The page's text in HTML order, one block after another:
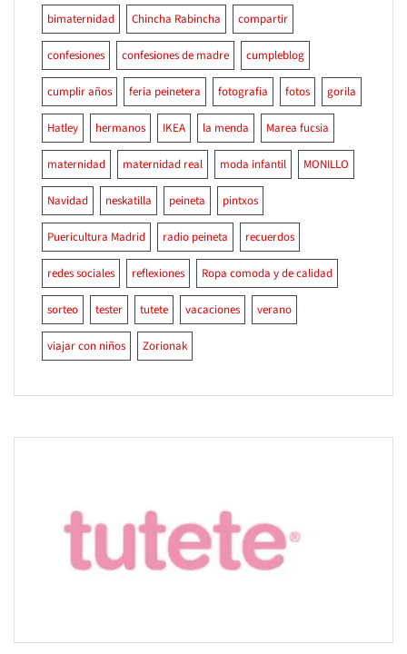
bimaternidad Chincha Rabincha compartir
confesiones confesiones de madre cumpleblog
cumplir años feria peinetera fotografia fotos gorila
Hatley hermanos IKEA la menda Marea fucsia
maternidad maternidad real moda infantil MONILLO
Navidad neskatilla peineta pintxos
Puericultura Madrid radio peineta recuerdos
redes sociales reflexiones Ropa comoda y de calidad
sorteo tester tutete vacaciones verano
viajar con niños Zorionak